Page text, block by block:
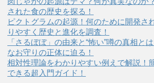
された食の歴史を探る！
ピクトグラムの起源！何のために開発さ
りやすく歴史と進化を調査！
「さるぼぼ」の由来と“怖い”噂の真相と
なお守りの正体に迫る！
相対性理論をわかりやすい例えで解説！
できる超入門ガイド！